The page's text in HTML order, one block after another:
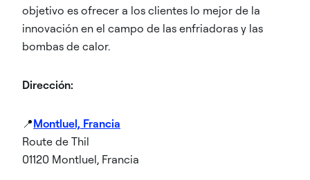
objetivo es ofrecer a los clientes lo mejor de la
innovación en el campo de las enfriadoras y las
bombas de calor.
Dirección:
📍Montluel, Francia
Route de Thil
01120 Montluel, Francia